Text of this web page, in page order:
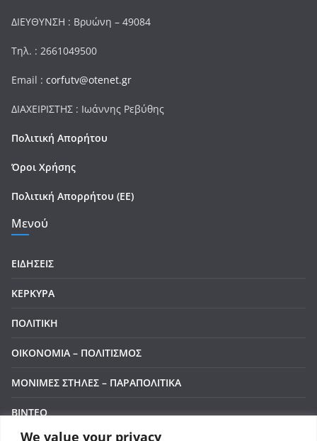
We value your privacy
ΔΙΕΥΘΥΝΣΗ : Βρυώνη – 49084
Τηλ. : 2661049500
Email : corfutv@otenet.gr
ΔΙΑΧΕΙΡΙΣΤΗΣ : Ιωάννης Ρεβύθης
Πολιτική Απορήτου
Όροι Χρήσης
Πολιτική Απορρήτου (ΕΕ)
Μενού
ΕΙΔΗΣΕΙΣ
ΚΕΡΚΥΡΑ
ΠΟΛΙΤΙΚΗ
ΟΙΚΟΝΟΜΙΑ – ΠΟΛΙΤΙΣΜΟΣ
ΜΟΝΙΜΕΣ ΣΤΗΛΕΣ – ΠΑΡΑΠΟΛΙΤΙΚΑ
ΒΙΝΤΕΟ